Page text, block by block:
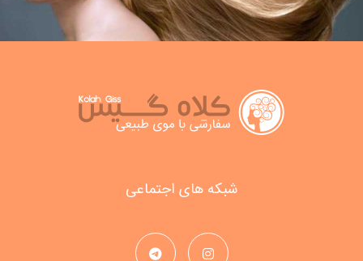
شبکه های اجتماعی